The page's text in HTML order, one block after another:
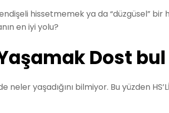
hissetmemek ya da “düzgüsel” bir
en iyi yolu?
Dost bul
yaşadığını bilmiyor. Bu yüzden